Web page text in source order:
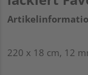
220 x 18 cm, 12